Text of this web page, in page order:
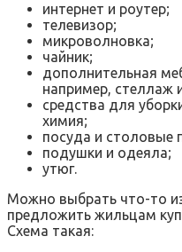
интернет и роутер;
телевизор;
микроволновка;
чайник;
дополнительная
например, стеллаж
средства для
химия;
посуда и столовые
подушки и одеяла;
утюг.
Можно выбрать что-то
предложить жильцам
Схема такая: